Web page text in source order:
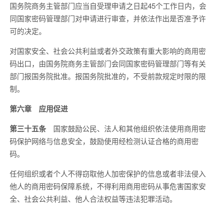
国务院商务主管部门应当自受理申请之日起45个工作日内，会
同国家密码管理部门对申请进行审查，并依法作出是否准予许
可的决定。
对国家安全、社会公共利益或者外交政策有重大影响的商用密
码出口，由国务院商务主管部门会同国家密码管理部门等有关
部门报国务院批准。报国务院批准的，不受前款规定时限的限
制。
第六章 应用促进
第三十五条 国家鼓励公民、法人和其他组织依法使用商用密
码保护网络与信息安全，鼓励使用经检测认证合格的商用密
码。
任何组织或者个人不得窃取他人加密保护的信息或者非法侵入
他人的商用密码保障系统，不得利用商用密码从事危害国家安
全、社会公共利益、他人合法权益等违法犯罪活动。